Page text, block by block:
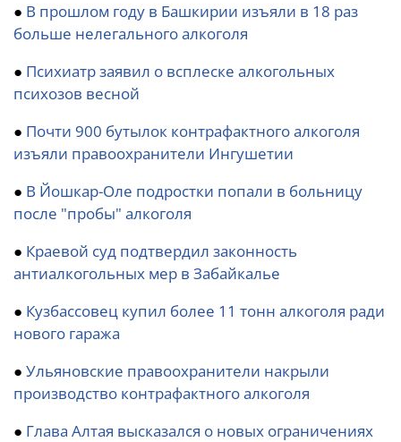
● В прошлом году в Башкирии изъяли в 18 раз
больше нелегального алкоголя
● Психиатр заявил о всплеске алкогольных
психозов весной
● Почти 900 бутылок контрафактного алкоголя
изъяли правоохранители Ингушетии
● В Йошкар-Оле подростки попали в больницу
после "пробы" алкоголя
● Краевой суд подтвердил законность
антиалкогольных мер в Забайкалье
● Кузбассовец купил более 11 тонн алкоголя ради
нового гаража
● Ульяновские правоохранители накрыли
производство контрафактного алкоголя
● Глава Алтая высказался о новых ограничениях